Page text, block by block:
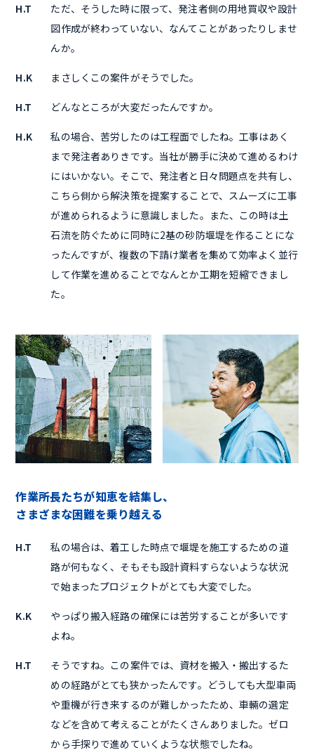
H.T
ただ、そうした時に限って、発注者側の用地買収や設計
図作成が終わっていない、なんてことがあったりしませ
んか。
H.K まさしくこの案件がそうでした。
H.T どんなところが大変だったんですか。
H.K
私の場合、苦労したのは工程面でしたね。工事はあく
まで発注者ありきです。当社が勝手に決めて進めるわけ
にはいかない。そこで、発注者と日々問題点を共有し、
こちら側から解決策を提案することで、スムーズに工事
が進められるように意識しました。また、この時は土
石流を防ぐために同時に2基の砂防堰堤を作ることにな
ったんですが、複数の下請け業者を集めて効率よく並行
して作業を進めることでなんとか工期を短縮できまし
た。
作業所長たちが知恵を結集し、
さまざまな困難を乗り越える
H.T
私の場合は、着工した時点で堰堤を施工するための道
路が何もなく、そもそも設計資料すらないような状況
で始まったプロジェクトがとても大変でした。
K.K
やっぱり搬入経路の確保には苦労することが多いです
よね。
H.T
そうですね。この案件では、資材を搬入・搬出するた
めの経路がとても狭かったんです。どうしても大型車両
や重機が行き来するのが難しかったため、車輛の選定
などを含めて考えることがたくさんありました。ゼロ
から手探りで進めていくような状態でしたね。